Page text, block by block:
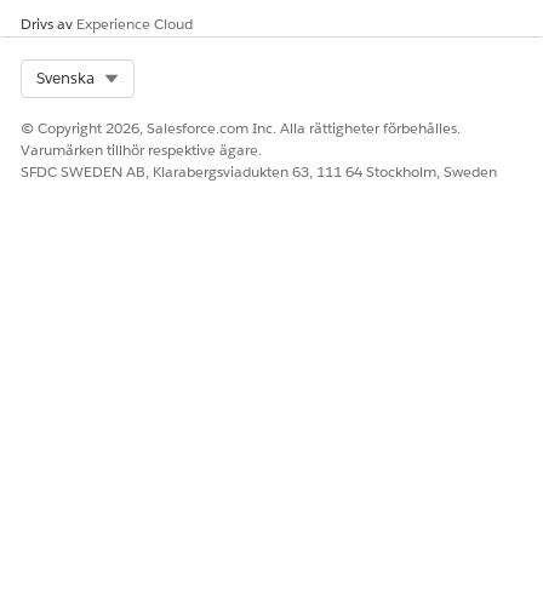
Drivs av Experience Cloud
Svenska
© Copyright 2026, Salesforce.com Inc. Alla rättigheter förbehålles.
Varumärken tillhör respektive ägare.
SFDC SWEDEN AB, Klarabergsviadukten 63, 111 64 Stockholm, Sweden